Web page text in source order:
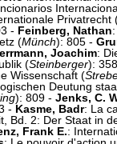
Privatrecht
- Feinberg, Nathan
(Münch): 805 -
Joachim:
(Steinberger):
Wissenschaft (
Deutung
): 809 - Jenks, C.
- Kasme, Badr: La
Bd. 2: Der Staat in
Frank E.: